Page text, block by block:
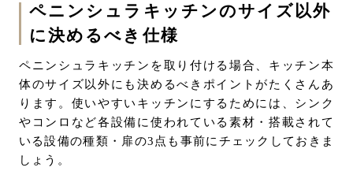
ペニンシュラキッチンのサイズ以外
に決めるべき仕様
ペニンシュラキッチンを取り付ける場合、キッチン本
体のサイズ以外にも決めるべきポイントがたくさんあ
ります。使いやすいキッチンにするためには、シンク
やコンロなど各設備に使われている素材・搭載されて
いる設備の種類・扉の3点も事前にチェックしておきま
しょう。